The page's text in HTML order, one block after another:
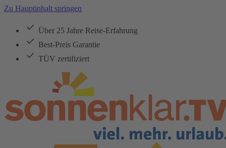
Zu Hauptinhalt springen
Über 25 Jahre Reise-Erfahrung
Best-Preis Garantie
TÜV zertifiziert